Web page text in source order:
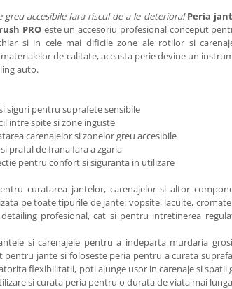
accesibile fara riscul de a le deteriora! Peria
PROeste un accesoriu profesional conceput
si in cele mai dificile zone ale rotilor si
de calitate, aceasta perie devine un
auto.
siguri pentru suprafete sensibile
intre spite si zone inguste
carenajelor si zonelor greu accesibile
si praful de frana fara a zgaria
pentru confort si siguranta in utilizare
curatarea jantelor, carenajelor si altor
pe toate tipurile de jante: vopsite, lacuite, cromate
profesional, cat si pentru intretinerea
si carenajele pentru a indeparta murdaria
pentru jante si foloseste peria pentru a curata
flexibilitatii, poti ajunge usor in carenaje si spatii
si curata peria pentru o durata de viata mai